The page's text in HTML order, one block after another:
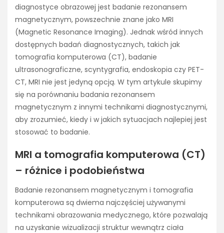
diagnostyce obrazowej jest badanie rezonansem
magnetycznym, powszechnie znane jako MRI
(Magnetic Resonance Imaging). Jednak wśród innych
dostępnych badań diagnostycznych, takich jak
tomografia komputerowa (CT), badanie
ultrasonograficzne, scyntygrafia, endoskopia czy PET-
CT, MRI nie jest jedyną opcją. W tym artykule skupimy
się na porównaniu badania rezonansem
magnetycznym z innymi technikami diagnostycznymi,
aby zrozumieć, kiedy i w jakich sytuacjach najlepiej jest
stosować to badanie.
MRI a tomografia komputerowa (CT)
– różnice i podobieństwa
Badanie rezonansem magnetycznym i tomografia
komputerowa są dwiema najczęściej używanymi
technikami obrazowania medycznego, które pozwalają
na uzyskanie wizualizacji struktur wewnątrz ciała